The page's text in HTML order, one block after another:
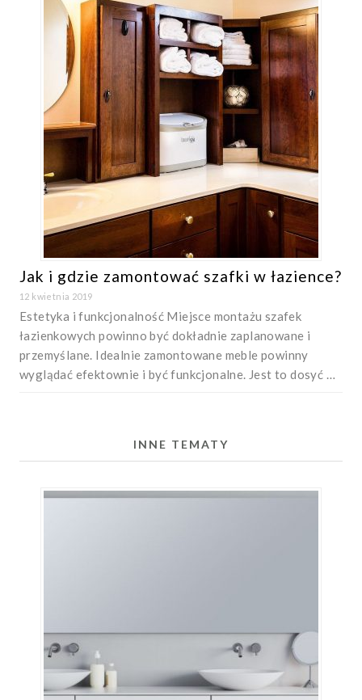
Jak i gdzie zamontować szafki w łazience?
12 kwietnia 2019
Estetyka i funkcjonalność Miejsce montażu szafek
łazienkowych powinno być dokładnie zaplanowane i
przemyślane. Idealnie zamontowane meble powinny
wyglądać efektownie i być funkcjonalne. Jest to dosyć …
INNE TEMATY